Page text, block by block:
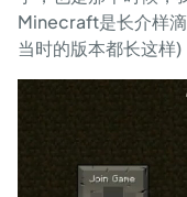
Minecraft是长介样
当时的版本都长这样)